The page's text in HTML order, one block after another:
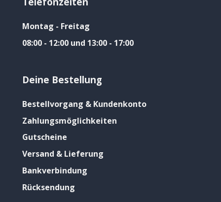
Montag - Freitag
08:00 - 12:00 und 13:00 - 17:00
Deine Bestellung
Bestellvorgang & Kundenkonto
Zahlungsmöglichkeiten
Gutscheine
Versand & Lieferung
Bankverbindung
Rücksendung